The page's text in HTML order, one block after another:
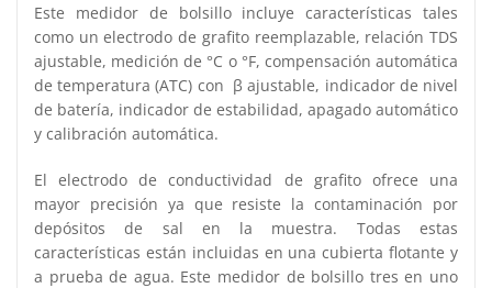
Este medidor de bolsillo incluye características tales
como un electrodo de grafito reemplazable, relación TDS
ajustable, medición de °C o °F, compensación automática
de temperatura (ATC) con β ajustable, indicador de nivel
de batería, indicador de estabilidad, apagado automático
y calibración automática.
El electrodo de conductividad de grafito ofrece una
mayor precisión ya que resiste la contaminación por
depósitos de sal en la muestra. Todas estas
características están incluidas en una cubierta flotante y
a prueba de agua. Este medidor de bolsillo tres en uno